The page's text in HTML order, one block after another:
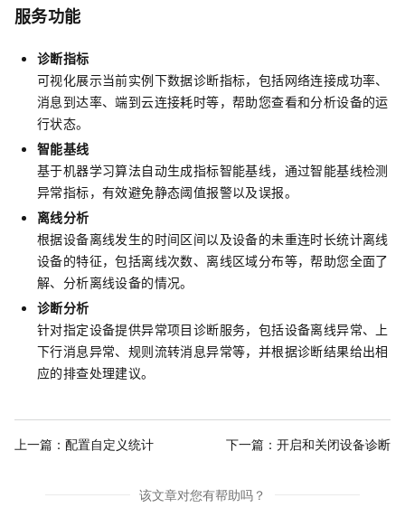
服务功能
诊断指标
可视化展示当前实例下数据诊断指标，包括网络连接成功率、
消息到达率、端到云连接耗时等，帮助您查看和分析设备的运
行状态。
智能基线
基于机器学习算法自动生成指标智能基线，通过智能基线检测
异常指标，有效避免静态阈值报警以及误报。
离线分析
根据设备离线发生的时间区间以及设备的未重连时长统计离线
设备的特征，包括离线次数、离线区域分布等，帮助您全面了
解、分析离线设备的情况。
诊断分析
针对指定设备提供异常项目诊断服务，包括设备离线异常、上
下行消息异常、规则流转消息异常等，并根据诊断结果给出相
应的排查处理建议。
上一篇： 配置自定义统计 下一篇： 开启和关闭设备诊断
该文章对您有帮助吗？